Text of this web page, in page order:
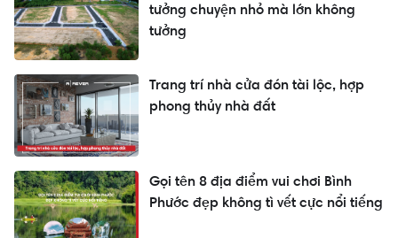
tưởng chuyện nhỏ mà lớn không
tưởng
Trang trí nhà cửa đón tài lộc, hợp
phong thủy nhà đất
Gọi tên 8 địa điểm vui chơi Bình
Phước đẹp không tì vết cực nổi tiếng